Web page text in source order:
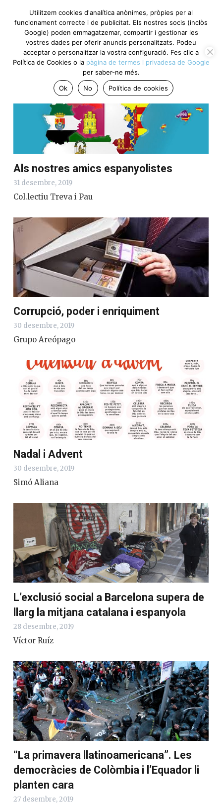
Opinem
Als nostres amics espanyolistes
31 desembre, 2019
Col.lectiu Treva i Pau
Corrupció, poder i enriquiment
30 desembre, 2019
Grupo Areópago
Nadal i Advent
30 desembre, 2019
Simó Aliana
L’exclusió social a Barcelona supera de
llarg la mitjana catalana i espanyola
28 desembre, 2019
Víctor Ruíz
“La primavera llatinoamericana”. Les
democràcies de Colòmbia i l’Equador li
planten cara
27 desembre, 2019
Utilitzem cookies d'analítica anònimes, pròpies per al
funcionament correcte i de publicitat. Els nostres socis (inclòs
Google) poden emmagatzemar, compartir i gestionar les
vostres dades per oferir anuncis personalitzats. Podeu
acceptar o personalitzar la vostra configuració. Fes clic a
Política de Cookies o la pàgina de termes i privadesa de Google
per saber-ne més.
Ok
No Política de cookies